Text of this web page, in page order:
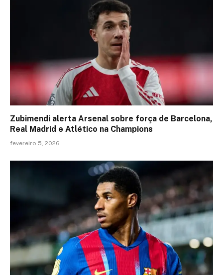
Zubimendi alerta Arsenal sobre força de Barcelona,
Real Madrid e Atlético na Champions
fevereiro 5, 2026